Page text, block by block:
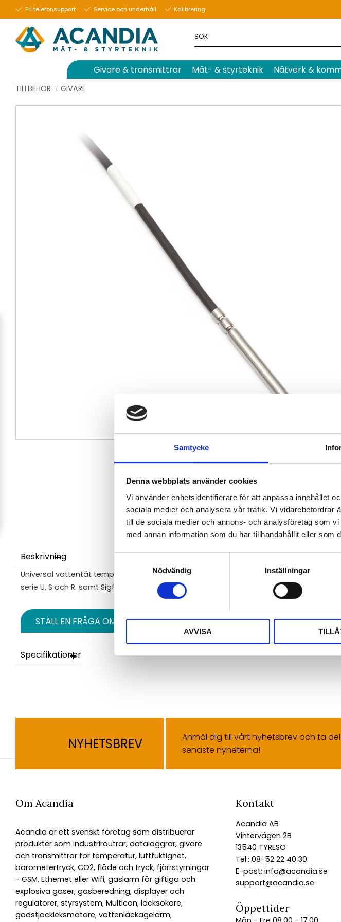
Samtycke
Denna webbplats använder cookies
Vi använder enhetsidentifierare för att anpassa innehållet
sociala medier och analysera vår trafik. Vi vidarebefordrar
till de sociala medier och annons- och analysföretag som
med annan information som du har tillhandahållit eller som
Nödvändig
Inställningar
AVVISA
Fri telefonsupport Service och underhåll Kalibrering
Givare & transmittrar Mät- & styrteknik Nätverk &
TILLBEHÖR GIVARE
Beskrivning
Universal vattentät temperaturgivare typ Pt1000 med kontaktdon för anslutning till i
serie U, S och R. samt Sigfox-moduler från Comet System.
STÄLL EN FRÅGA OM PRODUKTEN
Specifikationer
NYHETSBREV
Anmäl dig till vårt nyhetsbrev och ta
senaste nyheterna!
Om Acandia
Acandia är ett svenskt företag som distribuerar
produkter som industriroutrar, dataloggrar, givare
och transmittrar för temperatur, luftfuktighet,
barometertryck, CO2, flöde och tryck, fjärrstyrningar
- GSM, Ethernet eller Wifi, gaslarm för giftiga och
explosiva gaser, gasberedning, displayer och
regulatorer, styrsystem, Multicon, läcksökare,
godstjockleksmätare, vattenläckagelarm,
Kontakt
Acandia AB
Vintervägen 2B
13540 TYRESÖ
Tel.: 08-52 22 40 30
E-post: info@acandia.se
support@acandia.se
Öppettider